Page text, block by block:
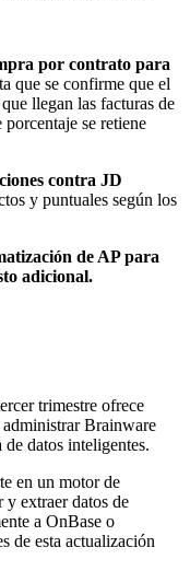
por contrato para
que se confirme que el
llegan las facturas de
se retiene
contra JD
y puntuales según los
de AP para
adicional.
trimestre ofrece
administrar Brainware
datos inteligentes.
en un motor de
y extraer datos de
a OnBase o
de esta actualización